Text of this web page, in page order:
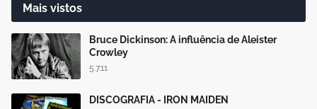
Mais vistos
Bruce Dickinson: A influência de Aleister
Crowley
5.7.11
DISCOGRAFIA - IRON MAIDEN